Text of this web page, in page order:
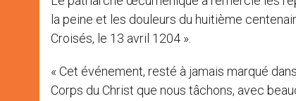
la peine et les douleurs du huitième
Croisés, le 13 avril 1204 ».
« Cet événement, resté à jamais marqué
Corps du Christ que nous tâchons, avec